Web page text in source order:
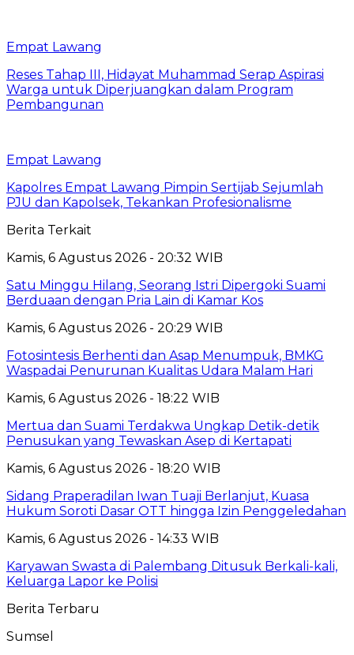
Empat Lawang
Reses Tahap III, Hidayat Muhammad Serap Aspirasi
Warga untuk Diperjuangkan dalam Program
Pembangunan
Empat Lawang
Kapolres Empat Lawang Pimpin Sertijab Sejumlah
PJU dan Kapolsek, Tekankan Profesionalisme
Berita Terkait
Kamis, 6 Agustus 2026 - 20:32 WIB
Satu Minggu Hilang, Seorang Istri Dipergoki Suami
Berduaan dengan Pria Lain di Kamar Kos
Kamis, 6 Agustus 2026 - 20:29 WIB
Fotosintesis Berhenti dan Asap Menumpuk, BMKG
Waspadai Penurunan Kualitas Udara Malam Hari
Kamis, 6 Agustus 2026 - 18:22 WIB
Mertua dan Suami Terdakwa Ungkap Detik-detik
Penusukan yang Tewaskan Asep di Kertapati
Kamis, 6 Agustus 2026 - 18:20 WIB
Sidang Praperadilan Iwan Tuaji Berlanjut, Kuasa
Hukum Soroti Dasar OTT hingga Izin Penggeledahan
Kamis, 6 Agustus 2026 - 14:33 WIB
Karyawan Swasta di Palembang Ditusuk Berkali-kali,
Keluarga Lapor ke Polisi
Berita Terbaru
Sumsel